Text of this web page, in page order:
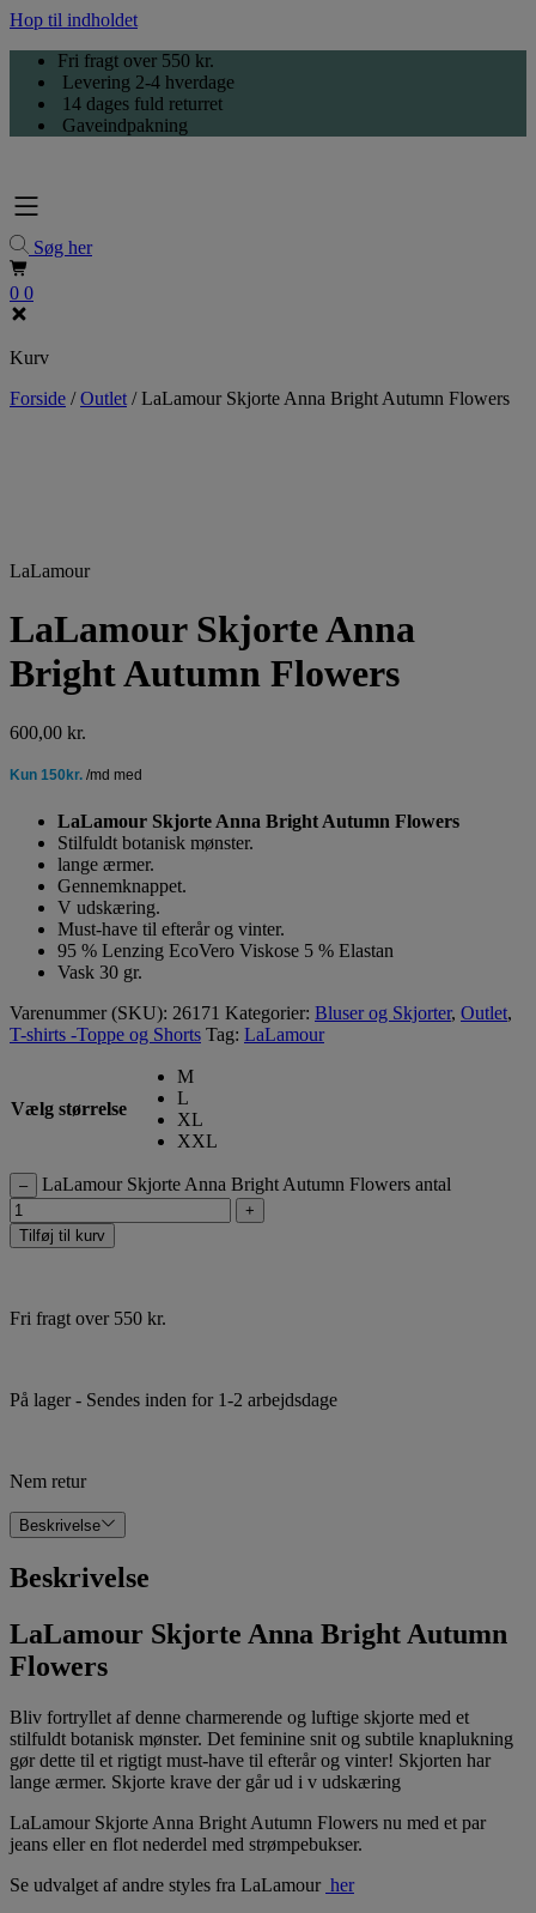
Hop til indholdet
Fri fragt over 550 kr.
Levering 2-4 hverdage
14 dages fuld returret
Gaveindpakning
Søg her
0 0
Kurv
Forside /Outlet /LaLamour Skjorte Anna Bright Autumn Flowers
LaLamour
LaLamour Skjorte Anna
Bright Autumn Flowers
600,00 kr.
LaLamour Skjorte Anna Bright Autumn Flowers
Stilfuldt botanisk mønster.
lange ærmer.
Gennemknappet.
V udskæring.
Must-have til efterår og vinter.
95 % Lenzing EcoVero Viskose 5 % Elastan
Vask 30 gr.
Varenummer (SKU): 26171 Kategorier: Bluser og Skjorter, Outlet,
T-shirts -Toppe og Shorts Tag: LaLamour
Vælg størrelse
M
L
XL
XXL
– LaLamour Skjorte Anna Bright Autumn Flowers antal
+
Tilføj til kurv
Fri fragt over 550 kr.
På lager - Sendes inden for 1-2 arbejdsdage
Nem retur
Beskrivelse
Beskrivelse
LaLamour Skjorte Anna Bright Autumn
Flowers
Bliv fortryllet af denne charmerende og luftige skjorte med et
stilfuldt botanisk mønster. Det feminine snit og subtile knaplukning
gør dette til et rigtigt must-have til efterår og vinter! Skjorten har
lange ærmer. Skjorte krave der går ud i v udskæring
LaLamour Skjorte Anna Bright Autumn Flowers nu med et par
jeans eller en flot nederdel med strømpebukser.
Se udvalget af andre styles fra LaLamour her